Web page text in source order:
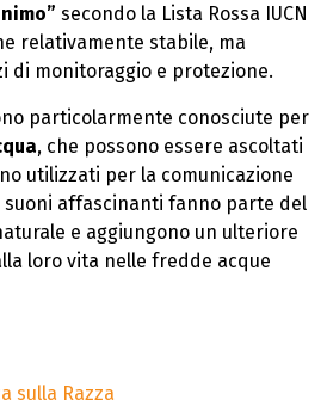
secondo la Lista Rossa IUCN
relativamente stabile, ma
di monitoraggio e protezione.
particolarmente conosciute per
, che possono essere ascoltati
utilizzati per la comunicazione
suoni affascinanti fanno parte del
e aggiungono un ulteriore
loro vita nelle fredde acque
sulla Razza